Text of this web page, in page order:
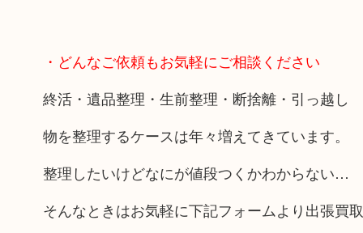
・どんなご依頼もお気軽にご相談ください
終活・遺品整理・生前整理・断捨離・引っ越し
物を整理するケースは年々増えてきています。
整理したいけどなにが値段つくかわからない…
そんなときはお気軽に下記フォームより出張買